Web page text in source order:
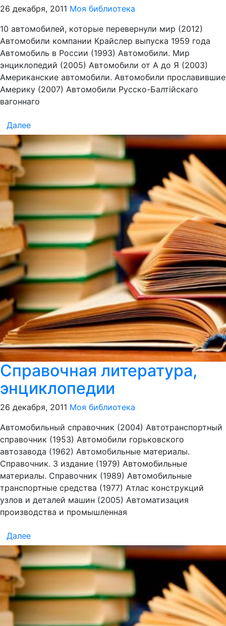
26 декабря, 2011 Моя библиотека
10 автомобилей, которые перевернули мир (2012)
Автомобили компании Крайcлер выпуска 1959 года
Автомобиль в России (1993) Автомобили. Мир
энциклопедий (2005) Автомобили от А до Я (2003)
Американские автомобили. Автомобили прославившие
Америку (2007) Автомобили Русско-Балтiйскаго
вагоннаго
Далее
Справочная литература,
энциклопедии
26 декабря, 2011 Моя библиотека
Автомобильный справочник (2004) Автотранспортный
справочник (1953) Автомобили горьковского
автозавода (1962) Автомобильные материалы.
Справочник. 3 издание (1979) Автомобильные
материалы. Справочник (1989) Автомобильные
транспортные средства (1977) Атлас конструкций
узлов и деталей машин (2005) Автоматизация
производства и промышленная
Далее